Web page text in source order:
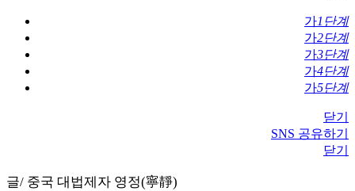
가1단계
가2단계
가3단계
가4단계
가5단계
닫기
SNS 공유하기
닫기
글/ 중국 대법제자 영정(寧靜)